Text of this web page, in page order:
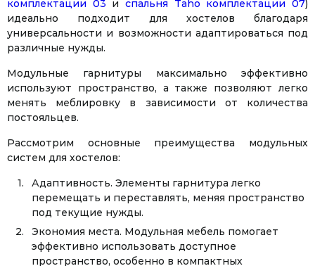
комплектации 03 испальня Taho комплектации 07)
идеально подходит для хостелов благодаря
универсальности и возможности адаптироваться под
различные нужды.
Модульные гарнитуры максимально эффективно
используют пространство, а также позволяют легко
менять меблировку в зависимости от количества
постояльцев.
Рассмотрим основные преимущества модульных
систем для хостелов:
Адаптивность. Элементы гарнитура легко
перемещать и переставлять, меняя пространство
под текущие нужды.
Экономия места. Модульная мебель помогает
эффективно использовать доступное
пространство, особенно в компактных